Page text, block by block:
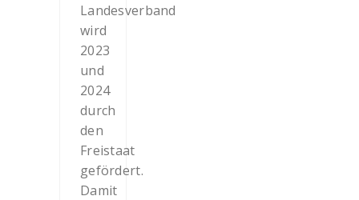
Landesverband
wird
2023
und
2024
durch
den
Freistaat
gefördert.
Damit